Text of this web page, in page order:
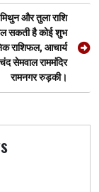
और तुला राशि
सकती है कोई शुभ
राशिफल, आचार्य
सेमवाल राममंदिर
रामनगर रुड़की।